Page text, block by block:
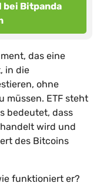
bei Bitpanda
das eine
in die
ohne
müssen. ETF steht
bedeutet, dass
wird und
des Bitcoins
funktioniert er?